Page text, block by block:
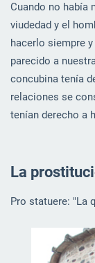
Cuando no había
viudedad y el
hacerlo siempre
parecido a
concubina tenía
relaciones se
tenían derecho a
La
Pro statuere: "La